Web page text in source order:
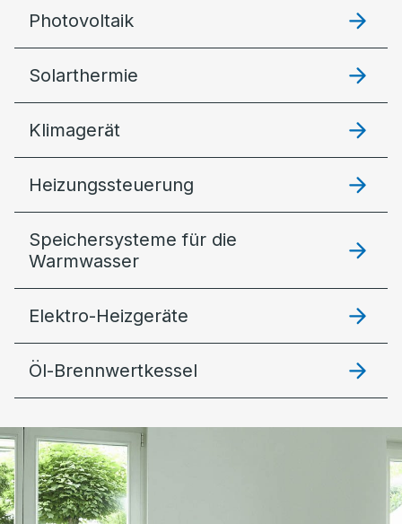
Photovoltaik
Solarthermie
Klimagerät
Heizungssteuerung
Speichersysteme für die
Warmwasser
Elektro-Heizgeräte
Öl-Brennwertkessel